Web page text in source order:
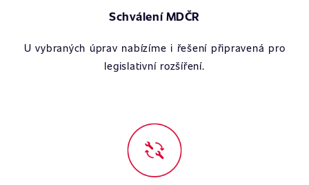
Schválení MDČR
U vybraných úprav nabízíme i řešení připravená pro
legislativní rozšíření.